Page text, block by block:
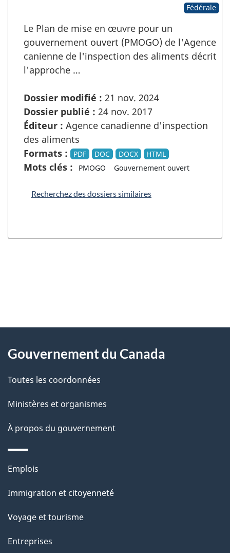
Fédérale
Le Plan de mise en œuvre pour un
gouvernement ouvert (PMOGO) de l'Agence
canienne de l'inspection des aliments décrit
l'approche …
Dossier modifié : 21 nov. 2024
Dossier publié : 24 nov. 2017
Éditeur : Agence canadienne d'inspection
des aliments
Formats :
PDF DOC DOCX HTML
Mots clés : PMOGO Gouvernement ouvert
Recherchez des dossiers similaires
D
t
a
l
s
l
a
a
g
propos
ce
site
Gouvernement du Canada
Toutes les coordonnées
Ministères et organismes
À propos du gouvernement
Thèmes
sujets
Emplois
Immigration et citoyenneté
Voyage et tourisme
Entreprises